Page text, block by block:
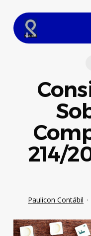
main
content
214/
Paulicon Contábil